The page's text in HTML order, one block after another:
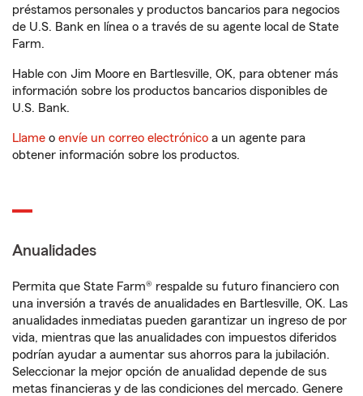
préstamos personales y productos bancarios para negocios
de U.S. Bank en línea o a través de su agente local de State
Farm.
Hable con Jim Moore en Bartlesville, OK, para obtener más
información sobre los productos bancarios disponibles de
U.S. Bank.
Llame o envíe un correo electrónico a un agente para
obtener información sobre los productos.
Anualidades
Permita que State Farm® respalde su futuro financiero con
una inversión a través de anualidades en Bartlesville, OK. Las
anualidades inmediatas pueden garantizar un ingreso de por
vida, mientras que las anualidades con impuestos diferidos
podrían ayudar a aumentar sus ahorros para la jubilación.
Seleccionar la mejor opción de anualidad depende de sus
metas financieras y de las condiciones del mercado. Genere